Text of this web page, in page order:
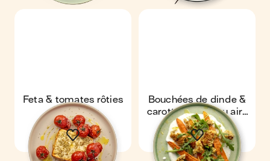
Feta & tomates rôties
au air-fryer
Bouchées de dinde &
carottes rôties au air-
fryer